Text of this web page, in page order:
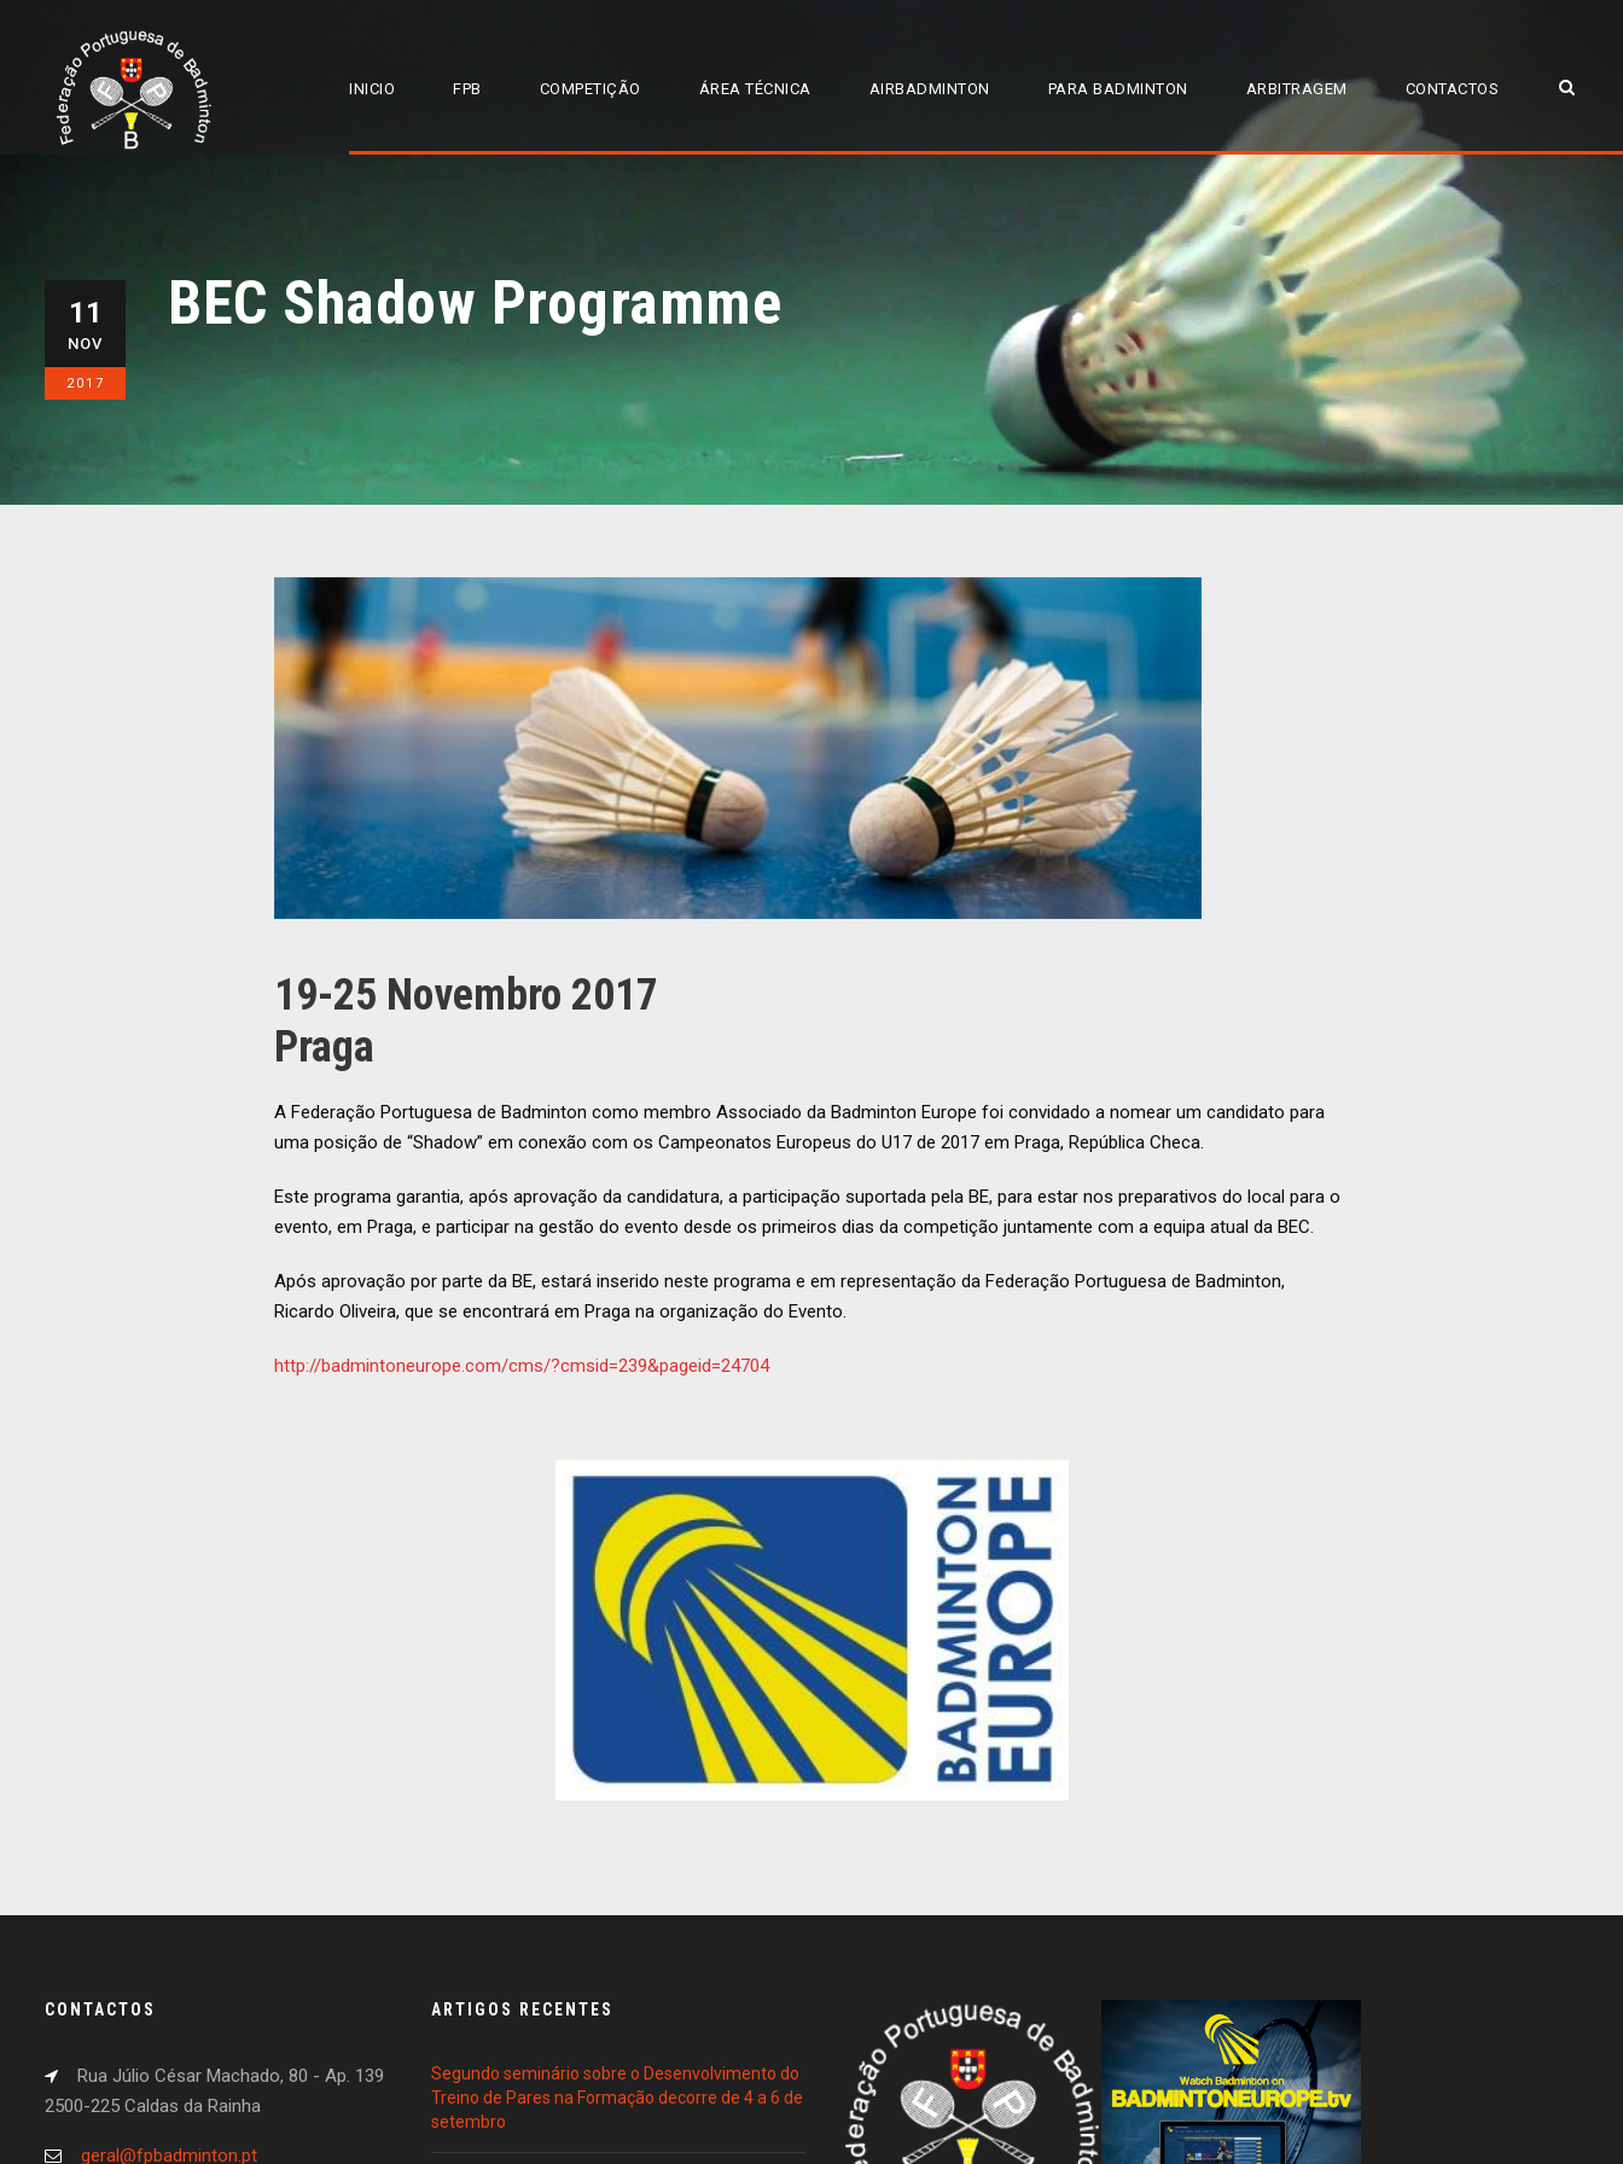
INICIO FPB COMPETIÇÃO ÁREA TÉCNICA AIRBADMINTON PARA BADMINTON ARBITRAGEM CONTACTOS
11
NOV
2017
BEC Shadow Programme
19-25 Novembro 2017
Praga
A Federação Portuguesa de Badminton como membro Associado da Badminton Europe foi convidado a nomear um candidato para
uma posição de “Shadow” em conexão com os Campeonatos Europeus do U17 de 2017 em Praga, República Checa.
Este programa garantia, após aprovação da candidatura, a participação suportada pela BE, para estar nos preparativos do local para o
evento, em Praga, e participar na gestão do evento desde os primeiros dias da competição juntamente com a equipa atual da BEC.
Após aprovação por parte da BE, estará inserido neste programa e em representação da Federação Portuguesa de Badminton,
Ricardo Oliveira, que se encontrará em Praga na organização do Evento.
http://badmintoneurope.com/cms/?cmsid=239&pageid=24704
CONTACTOS
Rua Júlio César Machado, 80 - Ap. 139
2500-225 Caldas da Rainha
geral@fpbadminton.pt
ARTIGOS RECENTES
Segundo seminário sobre o Desenvolvimento do
Treino de Pares na Formação decorre de 4 a 6 de
setembro